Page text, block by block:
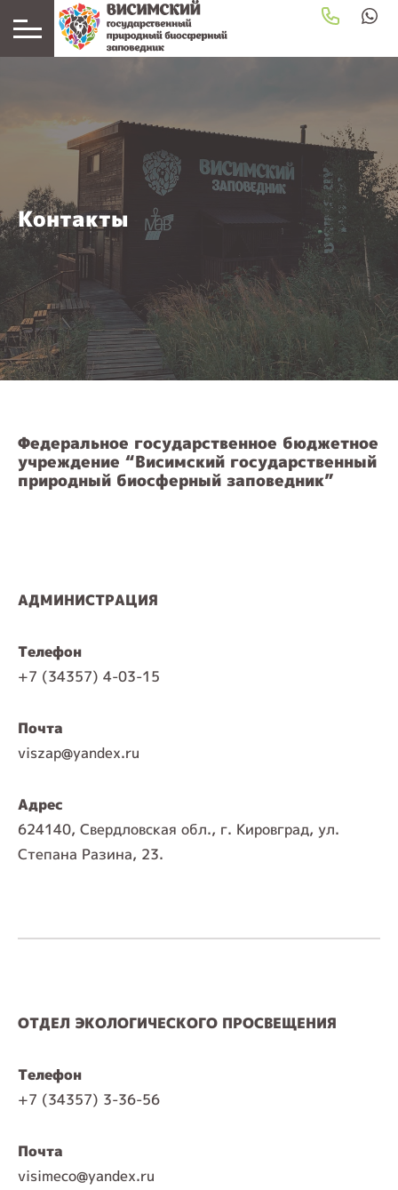
Контакты
Федеральное государственное бюджетное
учреждение “Висимский государственный
природный биосферный заповедник”
АДМИНИСТРАЦИЯ
Телефон
+7 (34357) 4-03-15
Почта
viszap@yandex.ru
Адрес
624140, Свердловская обл., г. Кировград, ул.
Степана Разина, 23.
ОТДЕЛ ЭКОЛОГИЧЕСКОГО ПРОСВЕЩЕНИЯ
Телефон
+7 (34357) 3-36-56
Почта
visimeco@yandex.ru